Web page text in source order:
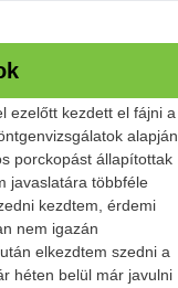
ezelőtt kezdett el fájni a
alapján
porckopást állapítottak
javaslatára többféle
kezdtem, érdemi
nem igazán
elkezdtem szedni a
héten belül már javulni